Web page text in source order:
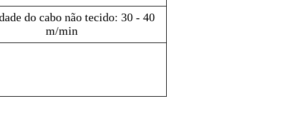
do cabo não tecido: 30 - 40
m/min